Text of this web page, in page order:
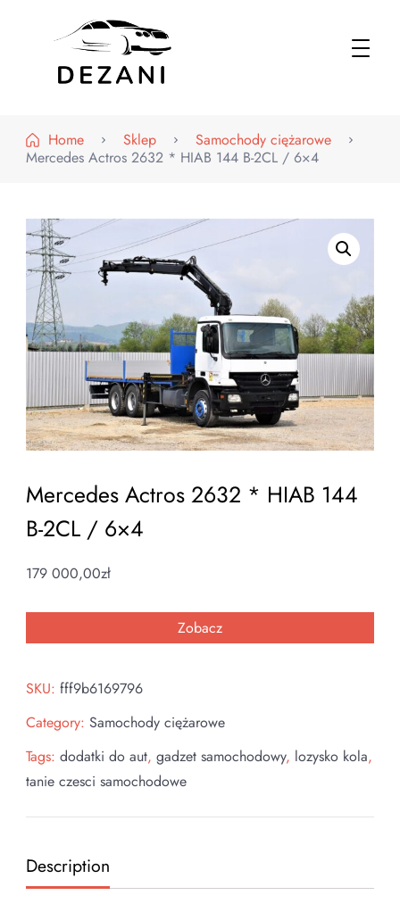
Home
Sklep
Samochody ciężarowe
Mercedes Actros 2632 * HIAB 144 B-2CL / 6×4
Mercedes Actros 2632 * HIAB 144
B-2CL / 6×4
179 000,00zł
Zobacz
SKU: fff9b6169796
Category: Samochody ciężarowe
Tags: dodatki do aut, gadzet samochodowy, lozysko kola,
tanie czesci samochodowe
Description